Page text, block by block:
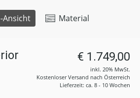
Ansicht Material
€ 1.749,00
inkl. 20% MwSt.
Kostenloser Versand nach Österreich
Lieferzeit: ca. 8 - 10 Wochen